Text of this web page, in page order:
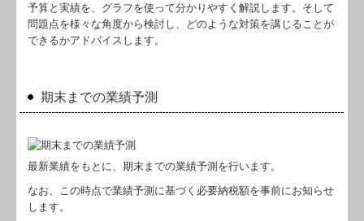
予算と実績を、グラフを使って分かりやすく解説します。そして
問題点を様々な角度から検討し、どのような対策を講じることが
できるかアドバイスします。
期末までの業績予測
最新業績をもとに、期末までの業績予測を行います。
なお、この時点で業績予測に基づく必要納税額を事前にお知らせ
します。